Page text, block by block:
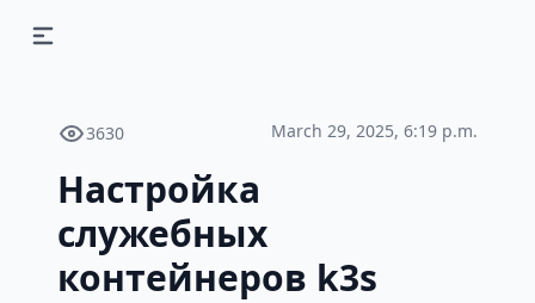
3630 March 29, 2025, 6:19 p.m.
Настройка
служебных
контейнеров k3s